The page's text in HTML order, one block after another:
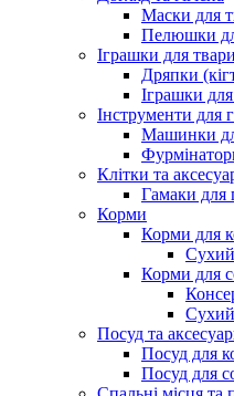
Маски для
Пелюшки
Іграшки для
Дряпки
Іграшки
Інструменти для
Машинки
Клітки та
Гамаки для
Корми
Корми для
Сухий
Корми для
Посуд та
Посуд для
Посуд для